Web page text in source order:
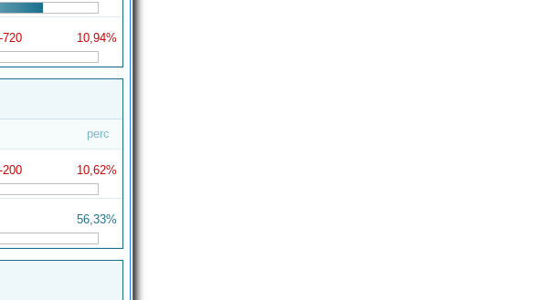
-720 10,94%
perc
-200 10,62%
56,33%